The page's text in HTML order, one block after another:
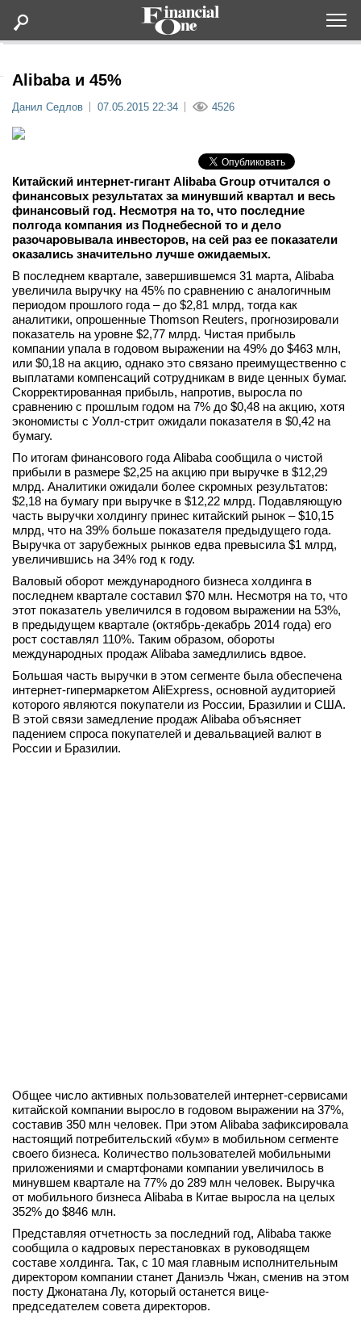
Lifestyle
Мероприятия
Новости
Интервью
вконтакте
телеграм
Вход
Alibaba и 45%
Данил Седлов 07.05.2015 22:34 4526
Китайский интернет-гигант Alibaba Group отчитался о
финансовых результатах за минувший квартал и весь
финансовый год. Несмотря на то, что последние
полгода компания из Поднебесной то и дело
разочаровывала инвесторов, на сей раз ее показатели
оказались значительно лучше ожидаемых.
В последнем квартале, завершившемся 31 марта, Alibaba
увеличила выручку на 45% по сравнению с аналогичным
периодом прошлого года – до $2,81 млрд, тогда как
аналитики, опрошенные Thomson Reuters, прогнозировали
показатель на уровне $2,77 млрд. Чистая прибыль
компании упала в годовом выражении на 49% до $463 млн,
или $0,18 на акцию, однако это связано преимущественно с
выплатами компенсаций сотрудникам в виде ценных бумаг.
Скорректированная прибыль, напротив, выросла по
сравнению с прошлым годом на 7% до $0,48 на акцию, хотя
экономисты с Уолл-стрит ожидали показателя в $0,42 на
бумагу.
По итогам финансового года Alibaba сообщила о чистой
прибыли в размере $2,25 на акцию при выручке в $12,29
млрд. Аналитики ожидали более скромных результатов:
$2,18 на бумагу при выручке в $12,22 млрд. Подавляющую
часть выручки холдингу принес китайский рынок – $10,15
млрд, что на 39% больше показателя предыдущего года.
Выручка от зарубежных рынков едва превысила $1 млрд,
увеличившись на 34% год к году.
Валовый оборот международного бизнеса холдинга в
последнем квартале составил $70 млн. Несмотря на то, что
этот показатель увеличился в годовом выражении на 53%,
в предыдущем квартале (октябрь-декабрь 2014 года) его
рост составлял 110%. Таким образом, обороты
международных продаж Alibaba замедлились вдвое.
Большая часть выручки в этом сегменте была обеспечена
интернет-гипермаркетом AliExpress, основной аудиторией
которого являются покупатели из России, Бразилии и США.
В этой связи замедление продаж Alibaba объясняет
падением спроса покупателей и девальвацией валют в
России и Бразилии.
Общее число активных пользователей интернет-сервисами
китайской компании выросло в годовом выражении на 37%,
составив 350 млн человек. При этом Alibaba зафиксировала
настоящий потребительский «бум» в мобильном сегменте
своего бизнеса. Количество пользователей мобильными
приложениями и смартфонами компании увеличилось в
минувшем квартале на 77% до 289 млн человек. Выручка
от мобильного бизнеса Alibaba в Китае выросла на целых
352% до $846 млн.
Представляя отчетность за последний год, Alibaba также
сообщила о кадровых перестановках в руководящем
составе холдинга. Так, с 10 мая главным исполнительным
директором компании станет Даниэль Чжан, сменив на этом
посту Джонатана Лу, который останется вице-
председателем совета директоров.